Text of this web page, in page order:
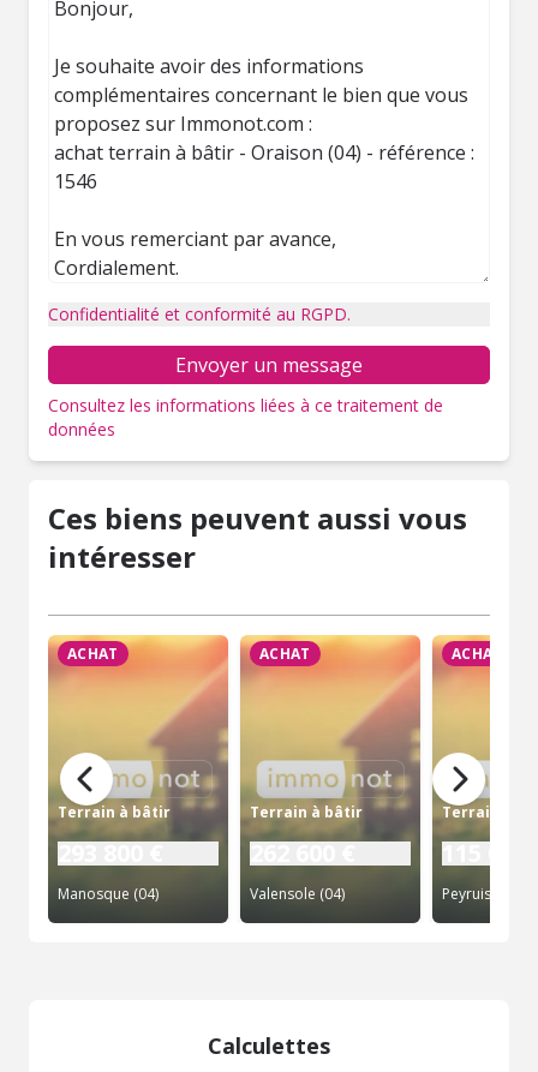
Confidentialité et conformité au RGPD.
Envoyer un message
Consultez les informations liées à ce traitement de
données
Ces biens peuvent aussi vous
intéresser
ACHAT
Terrain à bâtir
Manosque (04)
ACHAT
Terrain à bâtir
Valensole (04)
ACHAT
Terrain à
Peyruis (04)
Calculettes